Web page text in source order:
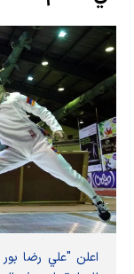
اعلن "علي رضا